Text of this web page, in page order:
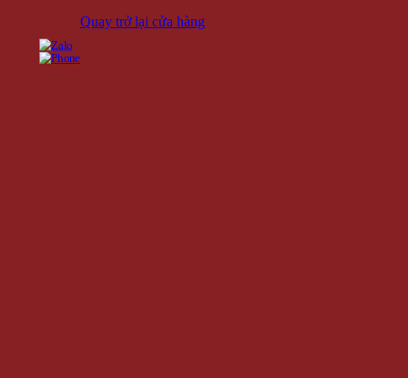
Quay trở lại cửa hàng